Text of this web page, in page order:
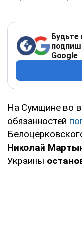
Будьте
Google
На Сумщине во
обязанностей
Николай
Украины